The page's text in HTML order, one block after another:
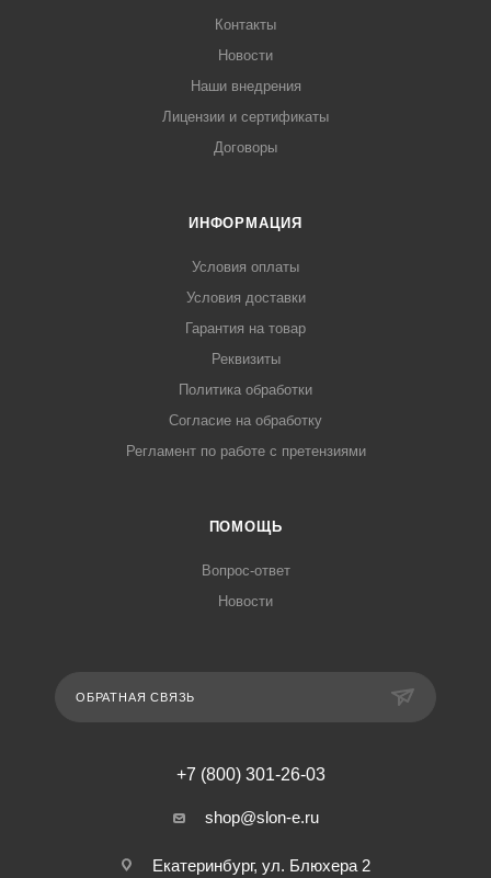
Контакты
Новости
Наши внедрения
Лицензии и сертификаты
Договоры
ИНФОРМАЦИЯ
Условия оплаты
Условия доставки
Гарантия на товар
Реквизиты
Политика обработки
Согласие на обработку
Регламент по работе с претензиями
ПОМОЩЬ
Вопрос-ответ
Новости
ОБРАТНАЯ СВЯЗЬ
+7 (800) 301-26-03
shop@slon-e.ru
Екатеринбург, ул. Блюхера 2